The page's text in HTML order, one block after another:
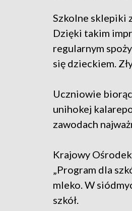
Szkolne sklepiki
Dzięki takim
regularnym
się dzieckiem.
Uczniowie
unihokej
zawodach
Krajowy
„Program dla
mleko. W
szkół.